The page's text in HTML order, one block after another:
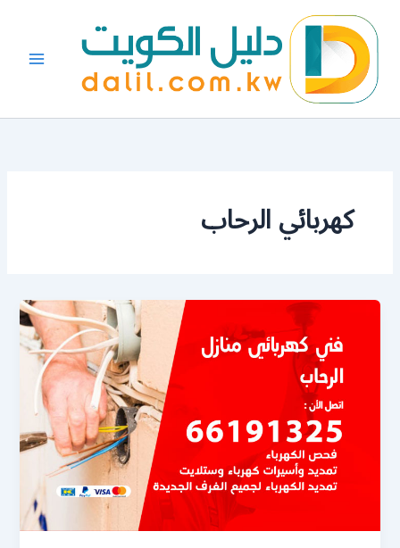
المحتوى
كهربائي الرحاب